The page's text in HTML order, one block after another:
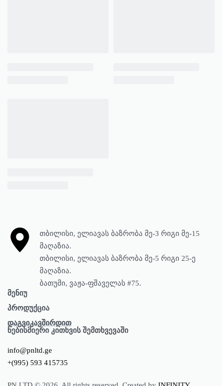
თბილისი, ელიავას ბაზრობა მე-3 რიგი მე-15
მაღაზია.
თბილისი, ელიავას ბაზრობა მე-5 რიგი 25-ე
მაღაზია.
ბათუმი, ვაჟა-ფშაველას #75.
მენიუ
მთავარი
პროდუქცია
ბლოგი
კონტაქტი
პროდუქცია
წყლის ტუმბოები
წყლის ფილტრები
ელექტრობა
შადრევნები
დაგვიკავშირდით
ნებისმიერი კითხვის შემთხვევაში
info@pnltd.ge
+(995) 593 415735